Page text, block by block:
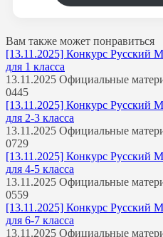
Вам также может понравиться
[13.11.2025] Конкурс Русский
для 1 класса
13.11.2025 Официальные
0445
[13.11.2025] Конкурс Русский
для 2-3 класса
13.11.2025 Официальные
0729
[13.11.2025] Конкурс Русский
для 4-5 класса
13.11.2025 Официальные
0559
[13.11.2025] Конкурс Русский
для 6-7 класса
13.11.2025 Официальные